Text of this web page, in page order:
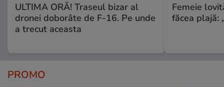
ULTIMA ORĂ! Traseul bizar al
dronei doborâte de F-16. Pe unde
a trecut aceasta
Femeie
făcea plajă:
PROMO